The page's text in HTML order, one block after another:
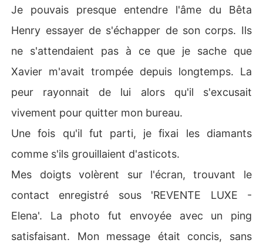
Je pouvais presque entendre l'âme du Bêta
Henry essayer de s'échapper de son corps. Ils
ne s'attendaient pas à ce que je sache que
Xavier m'avait trompée depuis longtemps. La
peur rayonnait de lui alors qu'il s'excusait
vivement pour quitter mon bureau.
Une fois qu'il fut parti, je fixai les diamants
comme s'ils grouillaient d'asticots.
Mes doigts volèrent sur l'écran, trouvant le
contact enregistré sous 'REVENTE LUXE -
Elena'. La photo fut envoyée avec un ping
satisfaisant. Mon message était concis, sans